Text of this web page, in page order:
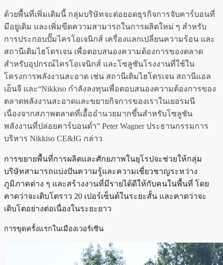
ด้วยพื้นที่เพิ่มเติมนี้ กลุ่มบริษัทจะต่อยอดธุรกิจการจับคาร์บอนที่
มีอยู่เดิม และเพิ่มขีดความสามารถในการผลิตใหม่ ๆ สำหรับ
การประกอบปั๊มไครโอเจนิกส์ เครื่องแลกเปลี่ยนความร้อน และ
สถานีเติมไฮโดรเจน เพื่อตอบสนองความต้องการของตลาด
สำหรับอุปกรณ์ไครโอเจนิกส์ และโซลูชันโรงงานที่ใช้ใน
โครงการพลังงานสะอาด เช่น สถานีเติมไฮโดรเจน สถานีแอล
เอ็นจี และ“Nikkiso กำลังลงทุนเพื่อตอบสนองความต้องการของ
ตลาดพลังงานสะอาดและขยายกิจการของเราในเยอรมนี
เนื่องจากสภาพตลาดที่เอื้ออำนวยมากขึ้นสำหรับโซลูชัน
พลังงานที่ปล่อยคาร์บอนต่ำ” Peter Wagner ประธานกรรมการ
บริหาร Nikkiso CE&IG กล่าว
การขยายพื้นที่การผลิตและศักยภาพในยุโรปจะช่วยให้กลุ่ม
บริษัทสามารถแบ่งปันความรู้และความเชี่ยวชาญระหว่าง
ภูมิภาคต่าง ๆ และสร้างงานที่มีรายได้ดีให้กับคนในพื้นที่ โดย
คาดว่าจะเติบโตราว 20 เปอร์เซ็นต์ในระยะสั้น และคาดว่าจะ
เติบโตอย่างต่อเนื่องในระยะยาว
การขุดครั้งแรกในเมืองเวอร์เซิน